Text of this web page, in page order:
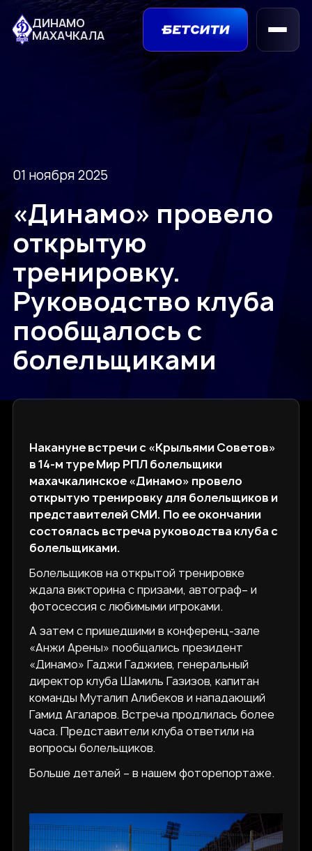
ДИНАМО
МАХАЧКАЛА
01 ноября 2025
«Динамо» провело
открытую
тренировку.
Руководство клуба
пообщалось с
болельщиками
Накануне встречи с «Крыльями Советов»
в 14-м туре Мир РПЛ болельщики
махачкалинское «Динамо» провело
открытую тренировку для болельщиков и
представителей СМИ. По ее окончании
состоялась встреча руководства клуба с
болельщиками.
Болельщиков на открытой тренировке
ждала викторина с призами, автограф– и
фотосессия с любимыми игроками.
А затем с пришедшими в конференц-зале
«Анжи Арены» пообщались президент
«Динамо» Гаджи Гаджиев, генеральный
директор клуба Шамиль Газизов, капитан
команды Муталип Алибеков и нападающий
Гамид Агаларов. Встреча продлилась более
часа. Представители клуба ответили на
вопросы болельщиков.
Больше деталей – в нашем фоторепортаже.